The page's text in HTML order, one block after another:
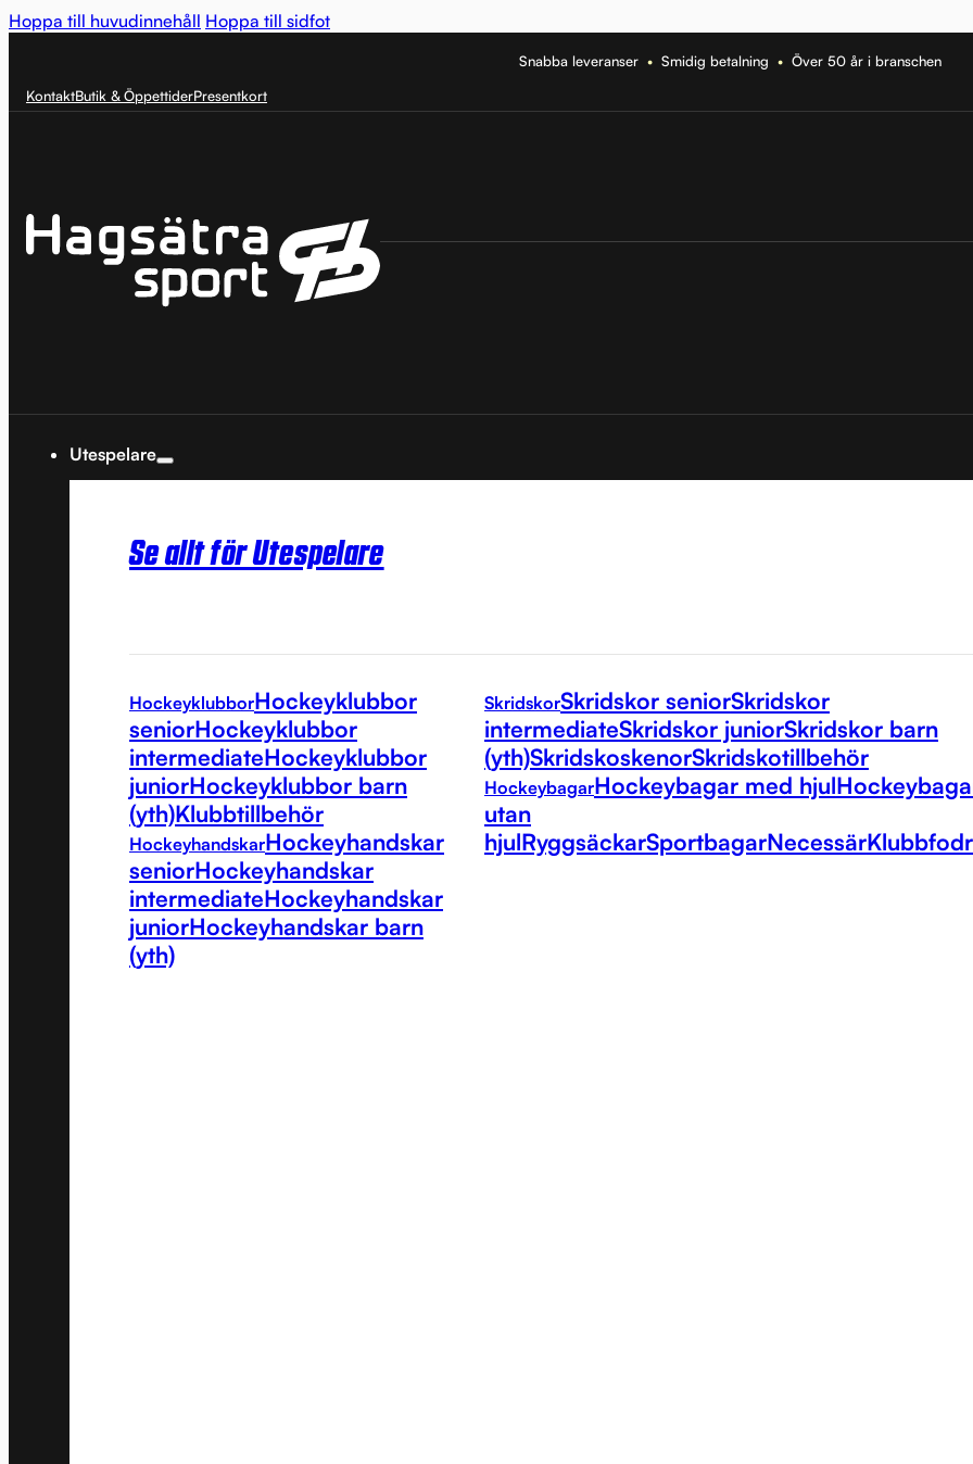
Hoppa till huvudinnehåll Hoppa till sidfot
Snabba leveranser •Smidig betalning •Över 50 år i branschen
KontaktButik & ÖppettiderPresentkort
Utespelare
Se allt för Utespelare
HockeyklubborHockeyklubbor
seniorHockeyklubbor
intermediateHockeyklubbor
juniorHockeyklubbor barn
(yth)Klubbtillbehör
HockeyhandskarHockeyhandskar
seniorHockeyhandskar
intermediateHockeyhandskar
juniorHockeyhandskar barn
(yth)
SkridskorSkridskor seniorSkridskor
intermediateSkridskor juniorSkridskor barn
(yth)SkridskoskenorSkridskotillbehör
HockeybagarHockeybagar med hjul
utan
hjulRyggsäckarSportbagarNecessär